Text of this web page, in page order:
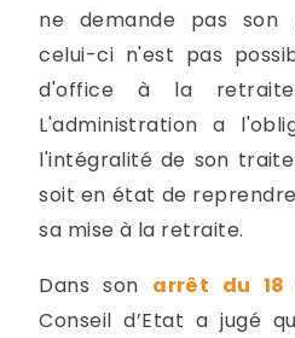
ne demande pas son
celui-ci n'est pas
d'office à la
L'administration a
l'intégralité de son
soit en état de
sa mise à la retraite.
Dans son arrêt du 18
Conseil d’Etat a jugé